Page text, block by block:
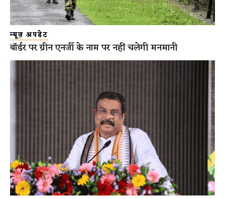
न्यूज़ अपडेट
बॉर्डर पर ग्रीन एनर्जी के नाम पर नहीं चलेगी मनमानी